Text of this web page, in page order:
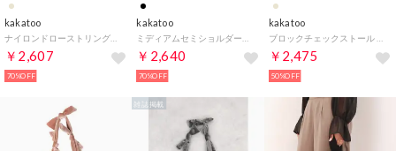
kakatoo
￥2,607
70%OFF
kakatoo
￥2,640
70%OFF
kakatoo
￥2,475
50%OFF
雑誌掲載